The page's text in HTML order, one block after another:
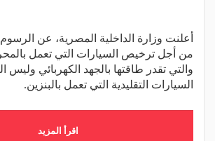
أعلنت وزارة الداخلية المصرية، عن
من أجل ترخيص السيارات التي تعمل
والتي تقدر طاقتها بالجهد الكهربائي وليس
السيارات التقليدية التي تعمل بالبنزين.
اقرأ المزيد